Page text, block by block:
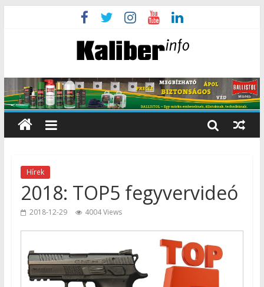
Hírek
2018: TOP5 fegyvervideó
2018-12-29 4004 Views